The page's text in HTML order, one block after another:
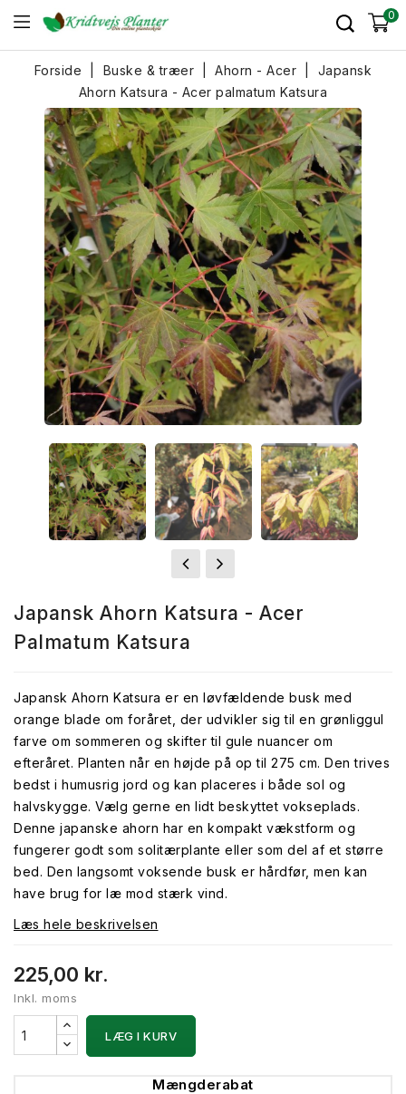
0
Forside Buske & træer Ahorn - Acer
Japansk
Ahorn Katsura - Acer palmatum Katsura
Japansk Ahorn Katsura - Acer
Palmatum Katsura
Japansk Ahorn Katsura er en løvfældende busk med
orange blade om foråret, der udvikler sig til en grønliggul
farve om sommeren og skifter til gule nuancer om
efteråret. Planten når en højde på op til 275 cm. Den trives
bedst i humusrig jord og kan placeres i både sol og
halvskygge. Vælg gerne en lidt beskyttet vokseplads.
Denne japanske ahorn har en kompakt vækstform og
fungerer godt som solitærplante eller som del af et større
bed. Den langsomt voksende busk er hårdfør, men kan
have brug for læ mod stærk vind.
Læs hele beskrivelsen
225,00 kr.
Inkl. moms
LÆG I KURV
Mængderabat